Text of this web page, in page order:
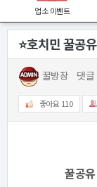
업소 이벤트
⭐️호치민 꿀공
꿀방장 댓글
좋아요 110
꿀공